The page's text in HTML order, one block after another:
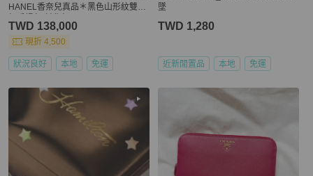
HANEL香奈兒真品＊黑色山形紋雙C
TWD 138,000
現折 4,500
狀況良好 本地 免運
墜
TWD 1,280
近新閒置品 本地 免運